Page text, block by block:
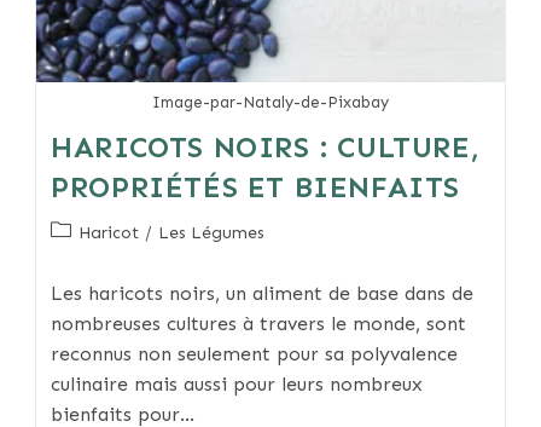
Image-par-Nataly-de-Pixabay
HARICOTS NOIRS : CULTURE,
PROPRIÉTÉS ET BIENFAITS
PostHaricot / Les Légumes
Les haricots noirs, un aliment de base dans de
nombreuses cultures à travers le monde, sont
reconnus non seulement pour sa polyvalence
culinaire mais aussi pour leurs nombreux
bienfaits pour…